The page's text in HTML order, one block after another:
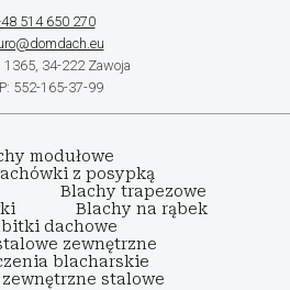
514 650 270
1365, 34-222 Zawoja
552-165-37-99
modułowe
z posypką
Blachy trapezowe
Blachy na rąbek
dachowe
zewnętrzne
blacharskie
stalowe